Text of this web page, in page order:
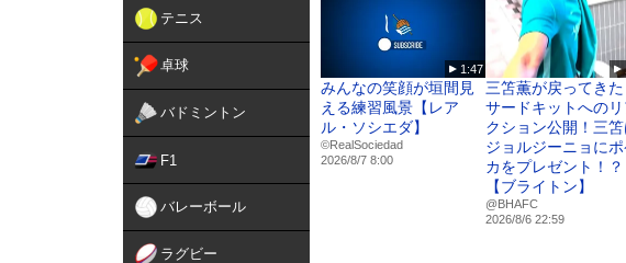
テニス
卓球
バドミントン
F1
バレーボール
ラグビー
1:47
みんなの笑顔が垣間見
える練習風景【レア
ル・ソシエダ】
©RealSociedad
2026/8/7 8:00
三笘薫が戻ってきた
サードキットへのリ
クション公開！三笘
ジョルジーニョにポ
カをプレゼント！？
【ブライトン】
@BHAFC
2026/8/6 22:59